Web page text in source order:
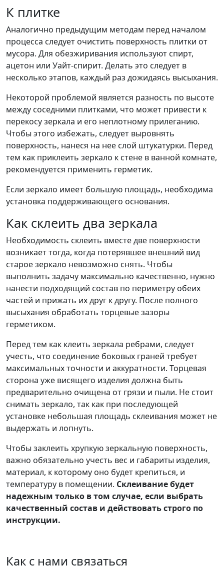
К плитке
Аналогично предыдущим методам перед началом
процесса следует очистить поверхность плитки от
мусора. Для обезжиривания используют спирт,
ацетон или Уайт-спирит. Делать это следует в
несколько этапов, каждый раз дожидаясь высыхания.
Некоторой проблемой является разность по высоте
между соседними плитками, что может привести к
перекосу зеркала и его неплотному прилеганию.
Чтобы этого избежать, следует выровнять
поверхность, нанеся на нее слой штукатурки. Перед
тем как приклеить зеркало к стене в ванной комнате,
рекомендуется применить герметик.
Если зеркало имеет большую площадь, необходима
установка поддерживающего основания.
Как склеить два зеркала
Необходимость склеить вместе две поверхности
возникает тогда, когда потерявшее внешний вид
старое зеркало невозможно снять. Чтобы
выполнить задачу максимально качественно, нужно
нанести подходящий состав по периметру обеих
частей и прижать их друг к другу. После полного
высыхания обработать торцевые зазоры
герметиком.
Перед тем как клеить зеркала ребрами, следует
учесть, что соединение боковых граней требует
максимальных точности и аккуратности. Торцевая
сторона уже висящего изделия должна быть
предварительно очищена от грязи и пыли. Не стоит
снимать зеркало, так как при последующей
установке небольшая площадь склеивания может не
выдержать и лопнуть.
Чтобы заклеить хрупкую зеркальную поверхность,
важно обязательно учесть вес и габариты изделия,
материал, к которому оно будет крепиться, и
температуру в помещении. Склеивание будет
надежным только в том случае, если выбрать
качественный состав и действовать строго по
инструкции.
Как с нами связаться